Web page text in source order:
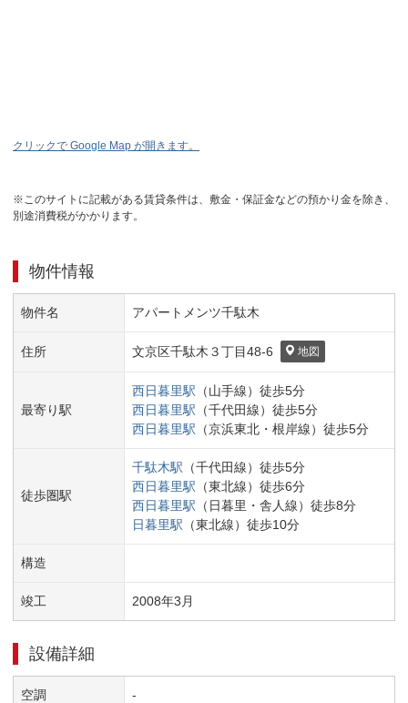
クリックで Google Map が開きます。
※このサイトに記載がある賃貸条件は、敷金・保証金などの預かり金を除き、
別途消費税がかかります。
物件情報
物件名 アパートメンツ千駄木
住所 文京区千駄木３丁目48-6 地図
最寄り駅
西日暮里駅 （山手線） 徒歩5分
西日暮里駅 （千代田線） 徒歩5分
西日暮里駅 （京浜東北・根岸線） 徒歩5分
徒歩圏駅
千駄木駅 （千代田線） 徒歩5分
西日暮里駅 （東北線） 徒歩6分
西日暮里駅 （ 日暮里・舎人線） 徒歩8分
日暮里駅 （東北線） 徒歩10分
構造
竣工 2008年3 月
設備詳細
空調 -